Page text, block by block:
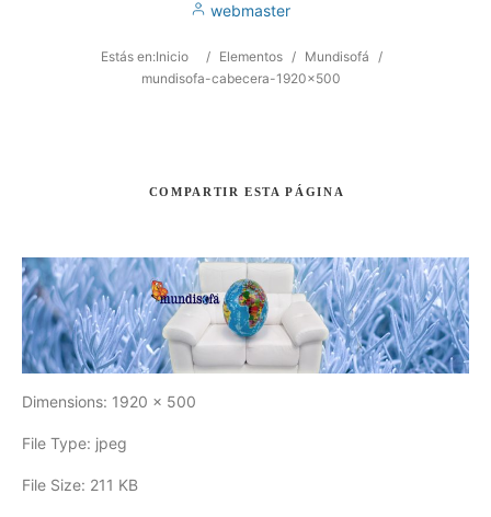
Buscar
webmaster
Estás en:Inicio / Elementos / Mundisofá /
mundisofa-cabecera-1920×500
COMPARTIR ESTA PÁGINA
Dimensions: 1920 x 500
File Type: jpeg
File Size: 211 KB